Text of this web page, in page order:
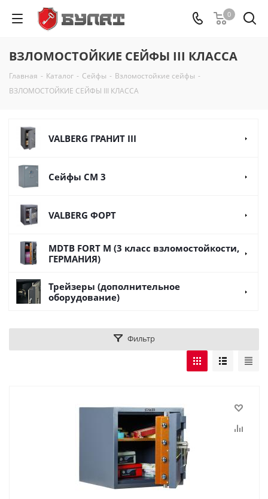
0
ВЗЛОМОСТОЙКИЕ СЕЙФЫ III КЛАССА
Главная - Каталог - Сейфы - Взломостойкие сейфы -
ВЗЛОМОСТОЙКИЕ СЕЙФЫ III КЛАССА
VALBERG ГРАНИТ III
Сейфы СМ 3
VALBERG ФОРТ
MDTB FORT M (3 класс взломостойкости,
ГЕРМАНИЯ)
Трейзеры (дополнительное
оборудование)
Фильтр